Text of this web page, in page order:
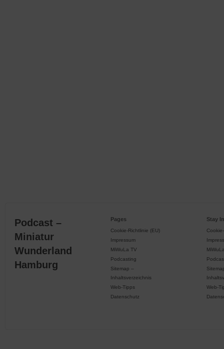
Podcast –
Miniatur
Wunderland
Hamburg
Pages
Cookie-Richtlinie (EU)
Impressum
MiWuLa TV
Podcasting
Sitemap –
Inhaltsverzeichnis
Web-Tipps
Datenschutz
Stay
Web-